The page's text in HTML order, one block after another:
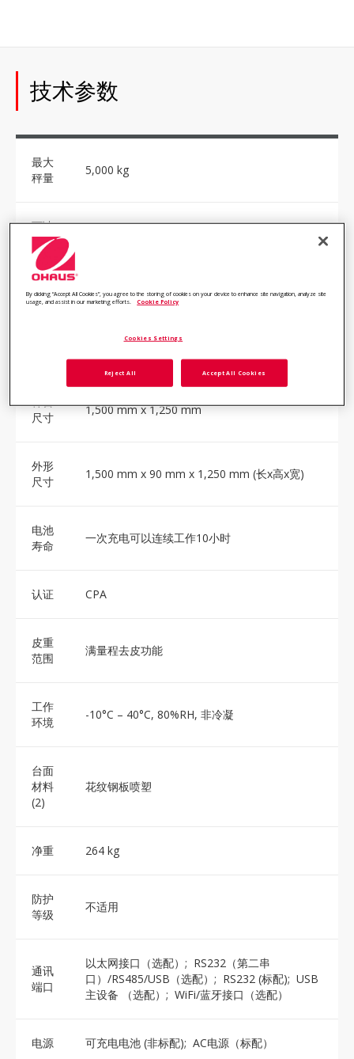
技术参数
最大
秤量
5,000 kg
可读
性
可读
性
秤台
尺寸
1,500 mm x 1,250 mm
外形
尺寸
1,500 mm x 90 mm x 1,250 mm (长x高x宽)
电池
寿命
一次充电可以连续工作10小时
认证 CPA
皮重
范围
满量程去皮功能
工作
环境
-10°C – 40°C, 80%RH, 非冷凝
台面
材料
(2)
花纹钢板喷塑
净重 264 kg
防护
等级
不适用
通讯
端口
以太网接口（选配）; RS232（第二串
口）/RS485/USB（选配）; RS232 (标配); USB
主设备 （选配）; WiFi/蓝牙接口（选配）
电源 可充电电池 (非标配); AC电源（标配）
By clicking “Accept All Cookies”, you agree to the storing of cookies on your device to enhance site navigation, analyze site
usage, and assist in our marketing efforts.
Cookie Policy
Cookies Settings
Reject All Accept All Cookies